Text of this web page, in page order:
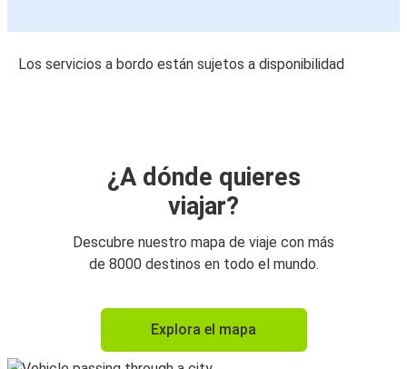
Los servicios a bordo están sujetos a disponibilidad
¿A dónde quieres
viajar?
Descubre nuestro mapa de viaje con más
de 8000 destinos en todo el mundo.
Explora el mapa